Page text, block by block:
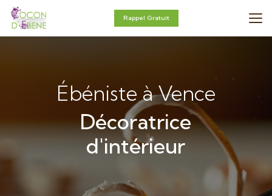
Aller
contenu
principal
Rappel Gratuit
Ébéniste à Vence
Décoratrice
d'intérieur